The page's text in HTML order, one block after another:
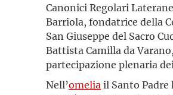
Canonici Regolari
Barriola, fondatrice della
San Giuseppe del Sacro
Battista Camilla da
partecipazione plenaria
Nell’omelia il Santo